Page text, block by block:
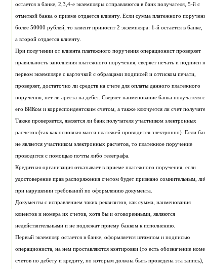
остается в банке, 2,3,4-е экземпляры отправляются в банк получателя, 5-й с
отметкой банка о приеме отдается клиенту. Если сумма
более 50000 рублей, то клиент приносит 2 экземпляра: 1-й остается в банке,
а второй отдается клиенту.
При получении от клиента платежного поручения операционист проверяет
правильность
первом экземпляре с карточкой с образцами подписей и оттиском печати,
проверяет, достаточно ли средств на счете для оплаты данного платежного
поручения, нет ли ареста на дебет. Сверяет наименование банка получателя с
его БИКом и корреспондентским счетом, а также ключуется
Также проверяется, является ли банк получателя участником электронных
расчетов (так как основная масса платежей
не является участником электронных расчетов, то платежное поручение
проводится с помощью почты либо телеграфа.
Кредитная организация отказывает в приеме платежного поручения, если
удостоверение прав распоряжения
при нарушении требований по оформлению документа.
Документы с исправлением таких реквизитов, как сумма, наименования
клиентов и номера их счетов, хотя бы и оговоренными, являются
недействительными и не подлежат приему банком к исполнению.
Первый экземпляр остается в банке, оформляется штампом и подписью
операциониста, на нем проставляются
счетов по дебету и кредиту, по которым должна быть проведена эта запись),